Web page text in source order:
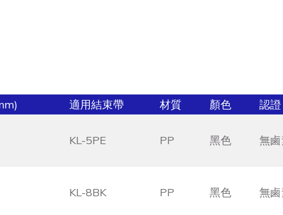
適用結束帶 材質 顏色 認證
KL-5PE PP 黑色 無
KL-8BK PP 黑色 無